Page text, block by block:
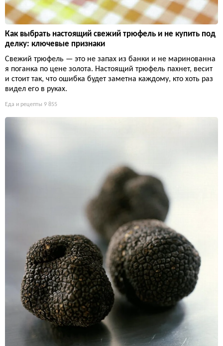
Как выбрать настоящий свежий трюфель и не купить под
делку: ключевые признаки
Свежий трюфель — это не запах из банки и не маринованна
я поганка по цене золота. Настоящий трюфель пахнет, весит
и стоит так, что ошибка будет заметна каждому, кто хоть раз
видел его в руках.
Еда и рецепты 9 855